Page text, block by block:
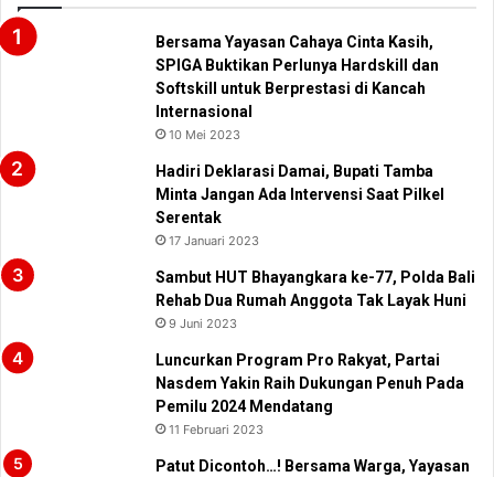
Bersama Yayasan Cahaya Cinta Kasih,
SPIGA Buktikan Perlunya Hardskill dan
Softskill untuk Berprestasi di Kancah
Internasional
10 Mei 2023
Hadiri Deklarasi Damai, Bupati Tamba
Minta Jangan Ada Intervensi Saat Pilkel
Serentak
17 Januari 2023
Sambut HUT Bhayangkara ke-77, Polda Bali
Rehab Dua Rumah Anggota Tak Layak Huni
9 Juni 2023
Luncurkan Program Pro Rakyat, Partai
Nasdem Yakin Raih Dukungan Penuh Pada
Pemilu 2024 Mendatang
11 Februari 2023
Patut Dicontoh…! Bersama Warga, Yayasan